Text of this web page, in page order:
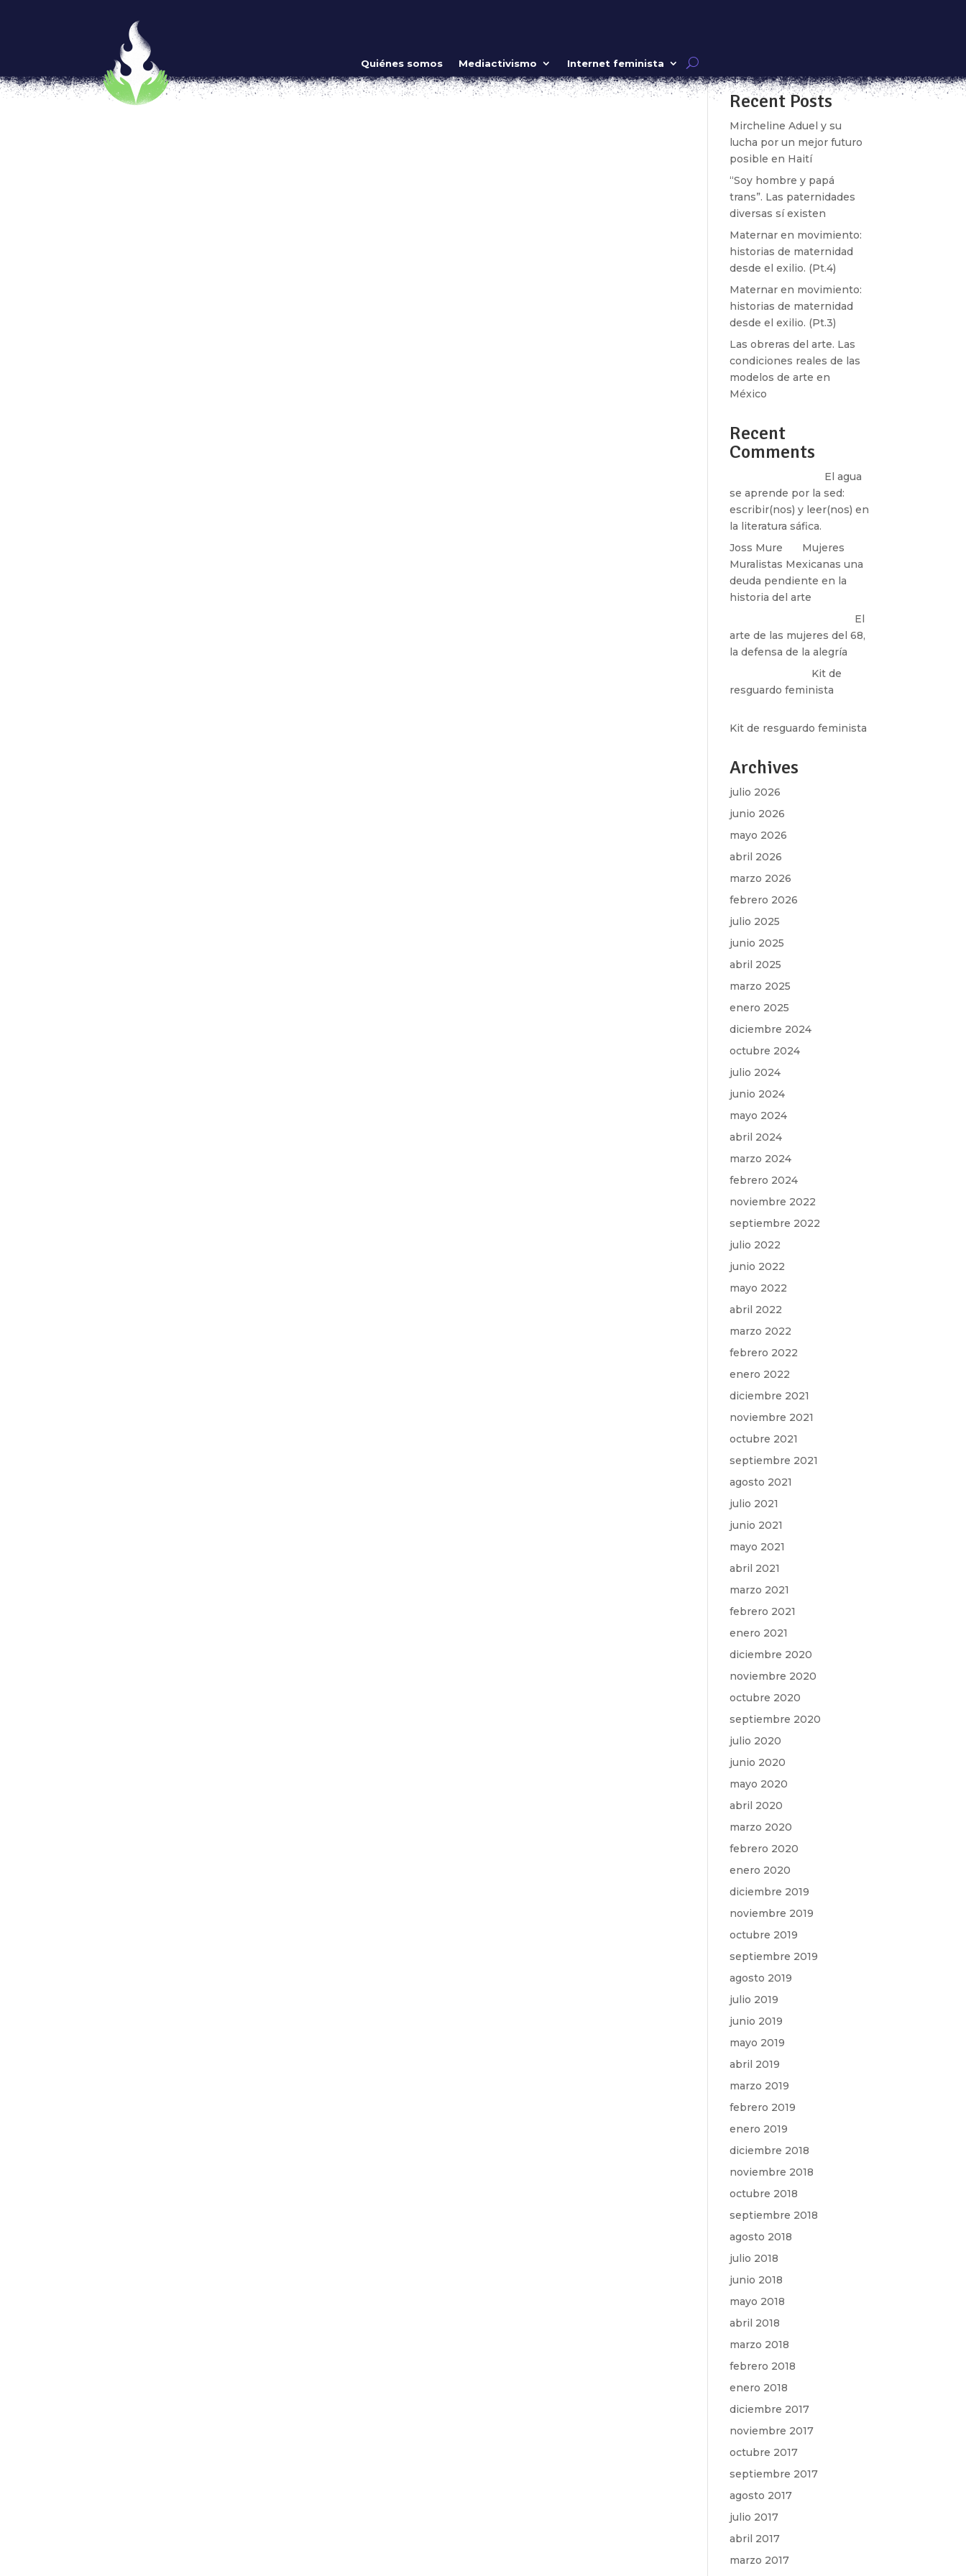
Quiénes somos Mediactivismo Internet feminista
Reírse de sí misma ¿Liberación o humillación?, El stand up de Nanette
por Eve Alcalá González|Jul 4, 2018|Artivismo
En Netflix, la oferta de shows de mujeres que hacen stand-up es vasta pero las comediantes feministas se
Recent Posts
Mircheline Aduel y su
lucha por un mejor futuro
posible en Haití
“Soy hombre y papá
trans”. Las paternidades
diversas sí existen
Maternar en movimiento:
historias de maternidad
desde el exilio. (Pt.4)
Maternar en movimiento:
historias de maternidad
desde el exilio. (Pt.3)
Las obreras del arte. Las
condiciones reales de las
modelos de arte en
México
Recent
Comments
El agua
se aprende por la sed:
escribir(nos) y leer(nos) en
la literatura sáfica.
Joss Mure
Mujeres
Muralistas Mexicanas una
deuda pendiente en la
historia del arte
El
arte de las mujeres del 68,
la defensa de la alegría
Kit de
resguardo feminista
Kit de resguardo feminista
Archives
julio 2026
junio 2026
mayo 2026
abril 2026
marzo 2026
febrero 2026
julio 2025
junio 2025
abril 2025
marzo 2025
enero 2025
diciembre 2024
octubre 2024
julio 2024
junio 2024
mayo 2024
abril 2024
marzo 2024
febrero 2024
noviembre 2022
septiembre 2022
julio 2022
junio 2022
mayo 2022
abril 2022
marzo 2022
febrero 2022
enero 2022
diciembre 2021
noviembre 2021
octubre 2021
septiembre 2021
agosto 2021
julio 2021
junio 2021
mayo 2021
abril 2021
marzo 2021
febrero 2021
enero 2021
diciembre 2020
noviembre 2020
octubre 2020
septiembre 2020
julio 2020
junio 2020
mayo 2020
abril 2020
marzo 2020
febrero 2020
enero 2020
diciembre 2019
noviembre 2019
octubre 2019
septiembre 2019
agosto 2019
julio 2019
junio 2019
mayo 2019
abril 2019
marzo 2019
febrero 2019
enero 2019
diciembre 2018
noviembre 2018
octubre 2018
septiembre 2018
agosto 2018
julio 2018
junio 2018
mayo 2018
abril 2018
marzo 2018
febrero 2018
enero 2018
diciembre 2017
noviembre 2017
octubre 2017
septiembre 2017
agosto 2017
julio 2017
abril 2017
marzo 2017